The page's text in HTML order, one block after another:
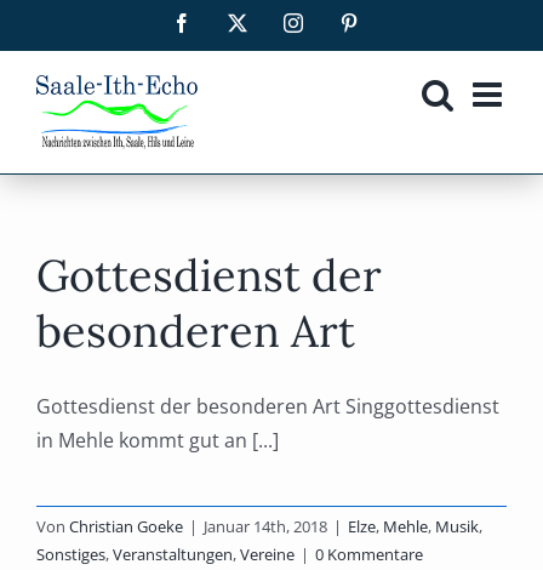
Inhalt
springen
Facebook Instagram
Gottesdienst der
besonderen Art
Gottesdienst der besonderen Art Singgottesdienst
in Mehle kommt gut an [...]
Von Christian Goeke | Januar 14th, 2018 | Elze, Mehle, Musik,
Sonstiges,Veranstaltungen,Vereine | 0 Kommentare